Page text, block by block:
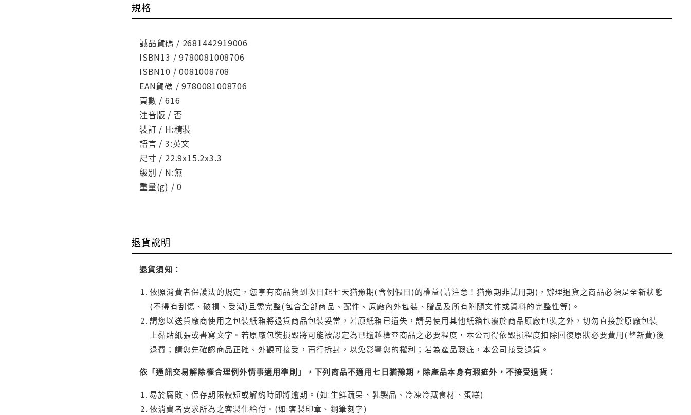
規格
誠品貨碼 / 2681442919006
ISBN13 / 9780081008706
ISBN10 / 0081008708
EAN貨碼 / 9780081008706
頁數 / 616
注音版 / 否
裝訂 / H:精裝
語言 / 3:英文
尺寸 / 22.9x15.2x3.3
級別 / N:無
重量(g) / 0
退貨說明
退貨須知：
依照消費者保護法的規定，您享有商品貨到次日起七天猶豫期(含例假日)的權益(請注意！猶豫期非試用期)，辦理退貨之商品必須是全新狀態
(不得有刮傷、破損、受潮)且需完整(包含全部商品、配件、原廠內外包裝、贈品及所有附隨文件或資料的完整性等)。
請您以送貨廠商使用之包裝紙箱將退貨商品包裝妥當，若原紙箱已遺失，請另使用其他紙箱包覆於商品原廠包裝之外，切勿直接於原廠包裝
上黏貼紙張或書寫文字。若原廠包裝損毀將可能被認定為已逾越檢查商品之必要程度，本公司得依毀損程度扣除回復原狀必要費用(整新費)後
退費；請您先確認商品正確、外觀可接受，再行拆封，以免影響您的權利；若為產品瑕疵，本公司接受退貨。
依「通訊交易解除權合理例外情事適用準則」，下列商品不適用七日猶豫期，除產品本身有瑕疵外，不接受退貨：
易於腐敗、保存期限較短或解約時即將逾期。(如:生鮮蔬果、乳製品、冷凍冷藏食材、蛋糕)
依消費者要求所為之客製化給付。(如:客製印章、鋼筆刻字)